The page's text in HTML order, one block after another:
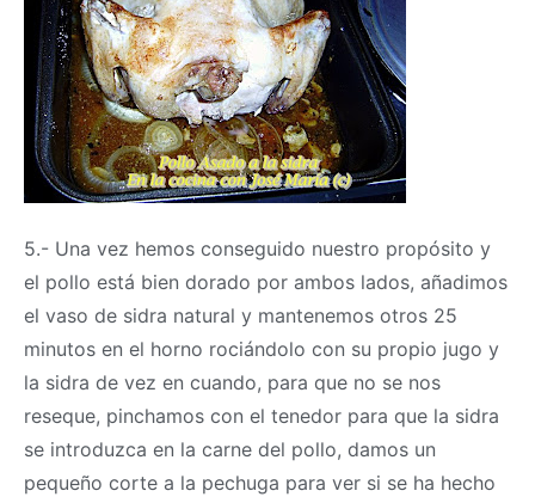
5.- Una vez hemos conseguido nuestro propósito y
el pollo está bien dorado por ambos lados, añadimos
el vaso de sidra natural y mantenemos otros 25
minutos en el horno rociándolo con su propio jugo y
la sidra de vez en cuando, para que no se nos
reseque, pinchamos con el tenedor para que la sidra
se introduzca en la carne del pollo, damos un
pequeño corte a la pechuga para ver si se ha hecho